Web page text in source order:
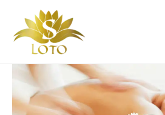
contenido
Relajante
pareja